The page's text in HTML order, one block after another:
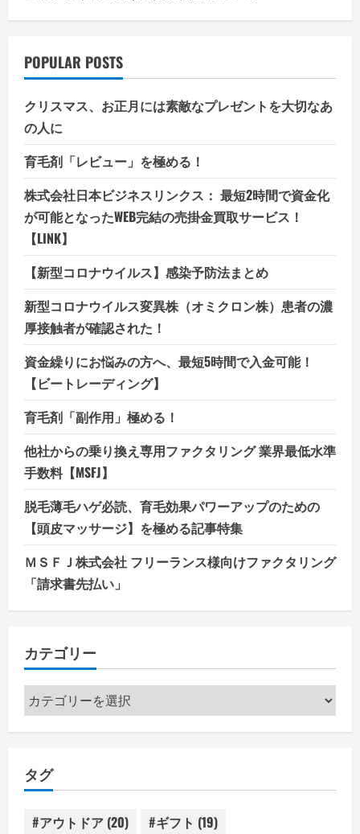
POPULAR POSTS
クリスマス、お正月には素敵なプレゼントを大切なあ
の人に
育毛剤「レビュー」を極める！
株式会社日本ビジネスリンクス： 最短2時間で資金化
が可能となったWEB完結の売掛金買取サービス！
【LINK】
【新型コロナウイルス】感染予防法まとめ
新型コロナウイルス変異株（オミクロン株）患者の濃
厚接触者が確認された！
資金繰りにお悩みの方へ、最短5時間で入金可能！
【ビートレーディング】
育毛剤「副作用」極める！
他社からの乗り換え専用ファクタリング 業界最低水準
手数料【MSFJ】
脱毛薄毛ハゲ必読、育毛効果パワーアップのための
【頭皮マッサージ】を極める記事特集
ＭＳＦＪ株式会社 フリーランス様向けファクタリング
「請求書先払い」
カテゴリー
カ
テ
ー
タグ
#アウトドア (20) #ギフト (19)